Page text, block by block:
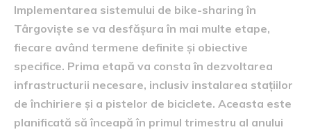
Implementarea sistemului de bike-sharing în
Târgoviște se va desfășura în mai multe etape,
fiecare având termene definite și obiective
specifice. Prima etapă va consta în dezvoltarea
infrastructurii necesare, inclusiv instalarea stațiilor
de închiriere și a pistelor de biciclete. Aceasta este
planificată să înceapă în primul trimestru al anului